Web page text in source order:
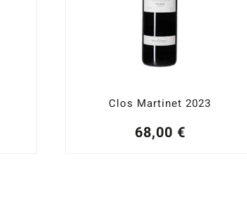
Clos Martinet 2023
68,00 €